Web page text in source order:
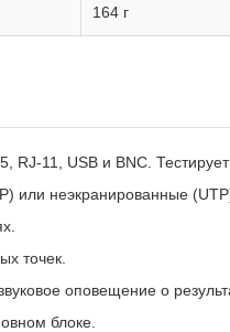
164 г
RJ-11, USB и BNC.
или неэкранированные
точек.
оповещение о
блоке.